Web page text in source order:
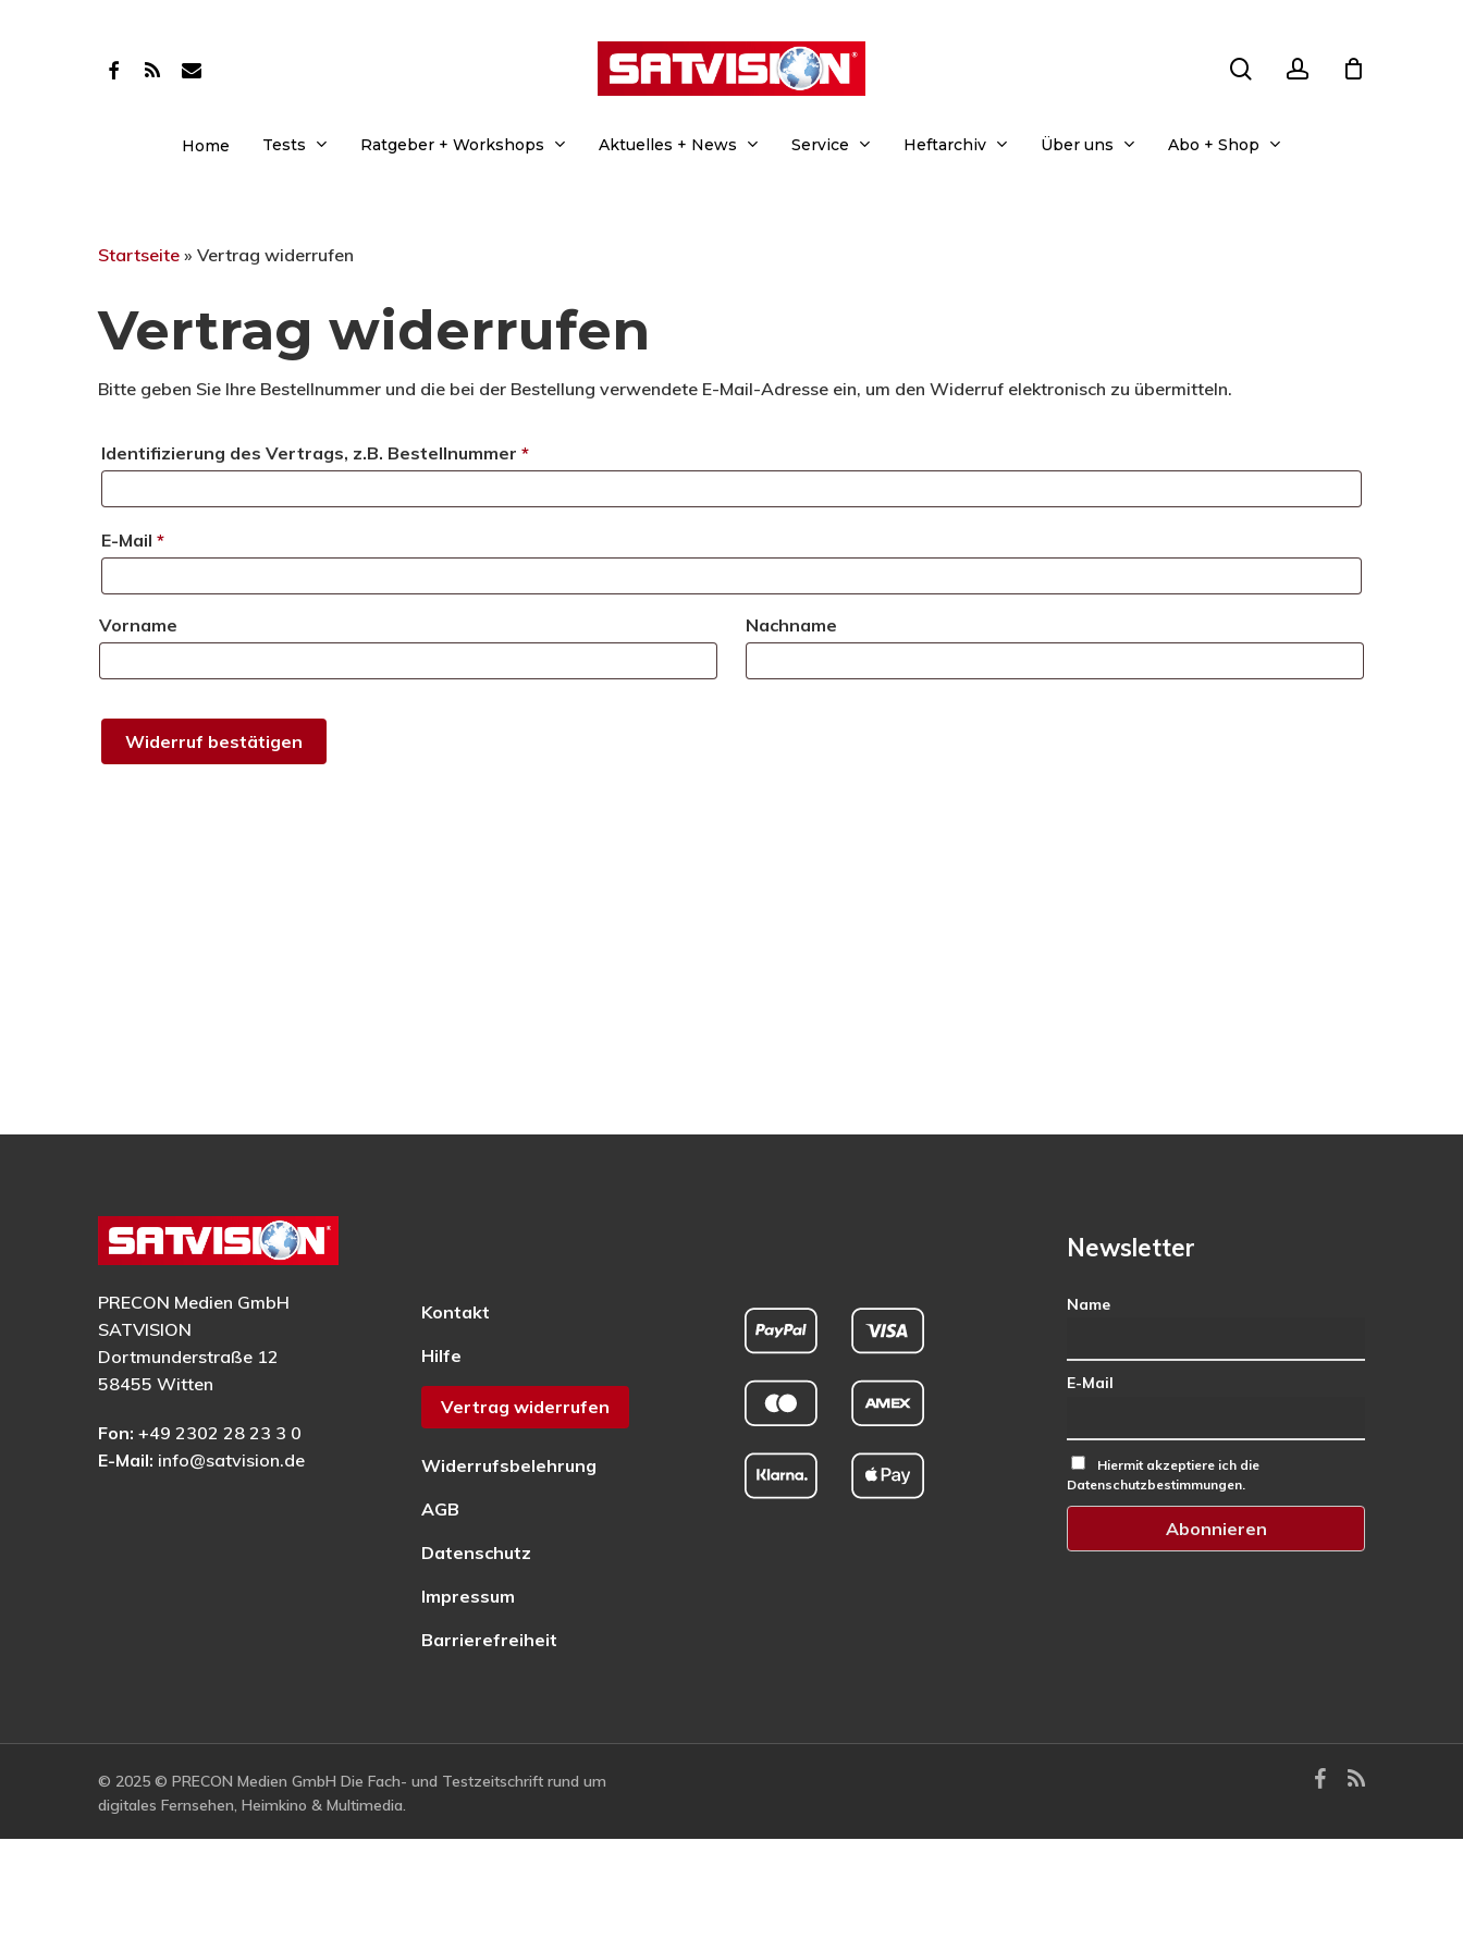
Drücken Sie Enter zum Suchen oder ESC zum Schließen.
facebook
RSS email
Home Tests Ratgeber + Workshops Aktuelles + News Service Heftarchiv Über uns Abo + Shop
Startseite » Vertrag widerrufen
Vertrag widerrufen
Bitte geben Sie Ihre Bestellnummer und die bei der Bestellung verwendete E-Mail-Adresse ein, um den Widerruf elektronisch zu übermitteln.
Identifizierung des Vertrags, z.B. Bestellnummer *
E-Mail *
E-
Vorname Nachname
Widerruf bestätigen
PRECON Medien GmbH
SATVISION
Dortmunderstraße 12
58455 Witten
Fon: +49 2302 28 23 3 0
E-Mail: info@satvision.de
Kontakt
Hilfe
Vertrag widerrufen
Widerrufsbelehrung
AGB
Datenschutz
Impressum
Barrierefreiheit
Newsletter
Name
E-Mail
Hiermit akzeptiere ich die
Datenschutzbestimmungen.
© 2025 © PRECON Medien GmbH Die Fach- und Testzeitschrift rund um
digitales Fernsehen, Heimkino & Multimedia.
facebook
RSS